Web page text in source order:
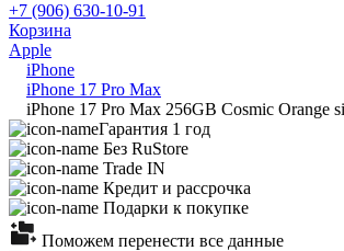
+7 (906) 630-10-91
Корзина
Apple
iPhone
iPhone 17 Pro Max
iPhone 17 Pro Max 256GB Cosmic Orange
Гарантия 1 год
Без RuStore
Trade IN
Кредит и рассрочка
Подарки к покупке
Поможем перенести все данные